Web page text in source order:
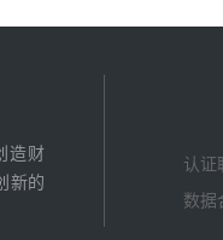
造财
新的
认证
数据